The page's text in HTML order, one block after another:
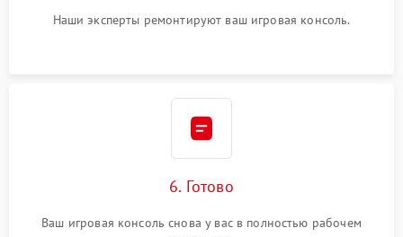
Наши эксперты ремонтируют ваш игровая консоль.
6. Готово
Ваш игровая консоль снова у вас в полностью рабочем